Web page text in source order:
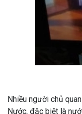
Nhiều người chủ
Nước, đặc biệt là